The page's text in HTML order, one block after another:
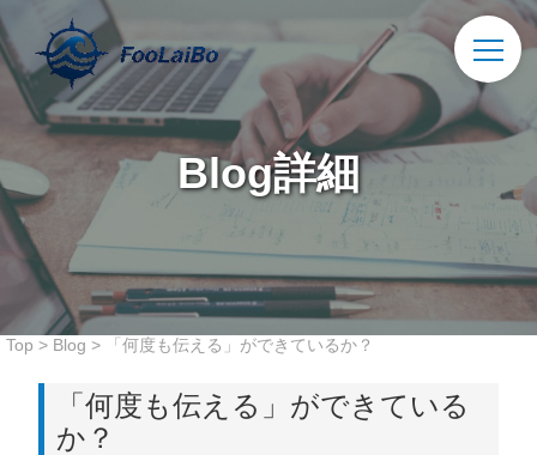
Top > Blog > 「何度も伝える」ができているか？
Blog詳細
「何度も伝える」ができている
か？